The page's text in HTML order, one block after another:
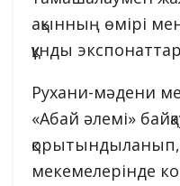
ақынның өмірі
құнды
Рухани-мәдени
«Абай әлемі»
қорытындыланып,
мекемелерінде